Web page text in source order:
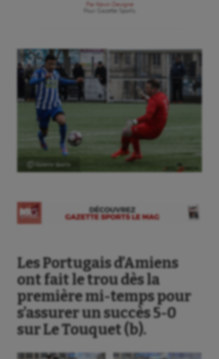
Par
Kevin Devigne
Gazette Sports
Les Portugais d’Amiens
ont fait le trou dès la
première mi-temps pour
s’assurer un succès 5-0
sur Le Touquet (b).